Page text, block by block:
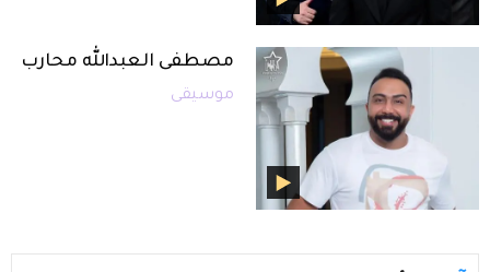
مصطفى العبدالله محارب
موسيقى